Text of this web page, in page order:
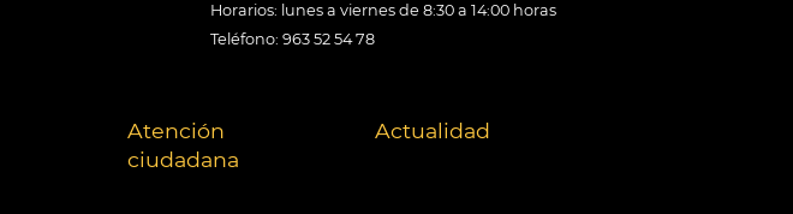
Horarios: lunes a viernes de 8:30 a 14:00 horas
Teléfono: 963 52 54 78
Atención
ciudadana
Actualidad